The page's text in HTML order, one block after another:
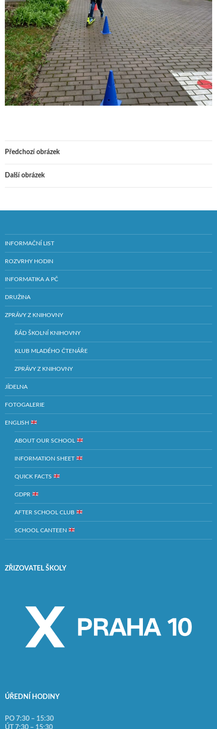
Předchozí obrázek
Další obrázek
INFORMAČNÍ LIST
ROZVRHY HODIN
INFORMATIKA A PČ
DRUŽINA
ZPRÁVY Z KNIHOVNY
ŘÁD ŠKOLNÍ KNIHOVNY
KLUB MLADÉHO ČTENÁŘE
ZPRÁVY Z KNIHOVNY
JÍDELNA
FOTOGALERIE
ENGLISH
ABOUT OUR SCHOOL
INFORMATION SHEET
QUICK FACTS
GDPR
AFTER SCHOOL CLUB
SCHOOL CANTEEN
ZŘIZOVATEL ŠKOLY
ÚŘEDNÍ HODINY
PO 7:30 – 15:30
ÚT 7:30 – 15:30